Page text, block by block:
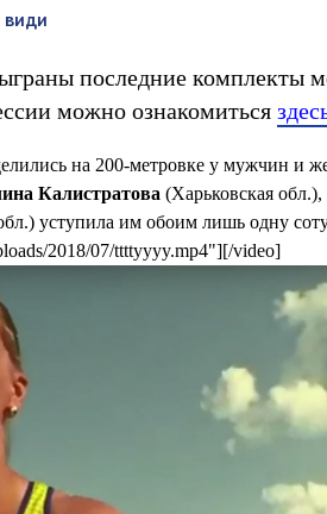
види
последние комплекты
можно ознакомиться
на 200-метровке у мужчин и
Калистратова (Харьковская
уступила им обоим лишь одну
2018/07/ttttyyyy.mp4"][/video]